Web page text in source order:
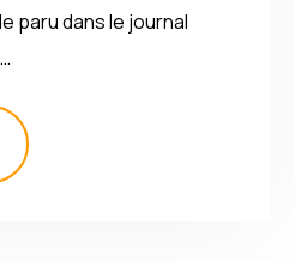
paru dans le journal